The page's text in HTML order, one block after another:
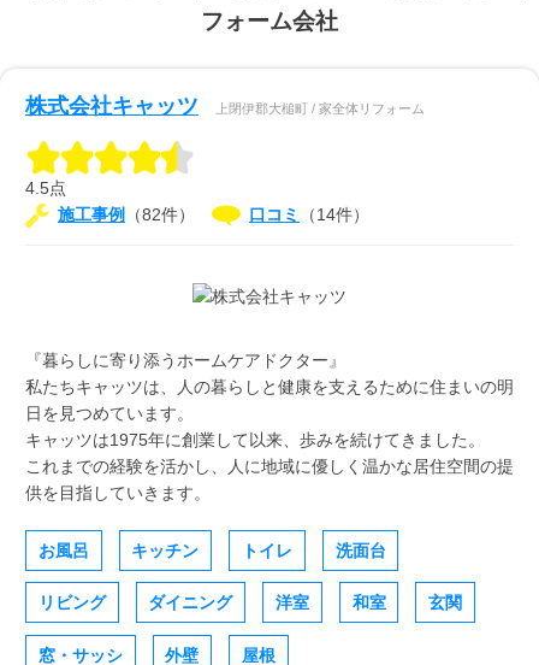
フォーム会社
株式会社キャッツ 上閉伊郡大槌町 / 家全体リフォーム
4.5点
施工事例
（82件） 口コミ （14件）
『暮らしに寄り添うホームケアドクター』
私たちキャッツは、人の暮らしと健康を支えるために住まいの明
日を見つめています。
キャッツは1975年に創業して以来、歩みを続けてきました。
これまでの経験を活かし、人に地域に優しく温かな居住空間の提
供を目指していきます。
お風呂 キッチン トイレ 洗面台
リビング ダイニング 洋室 和室 玄関
窓・サッシ 外壁 屋根